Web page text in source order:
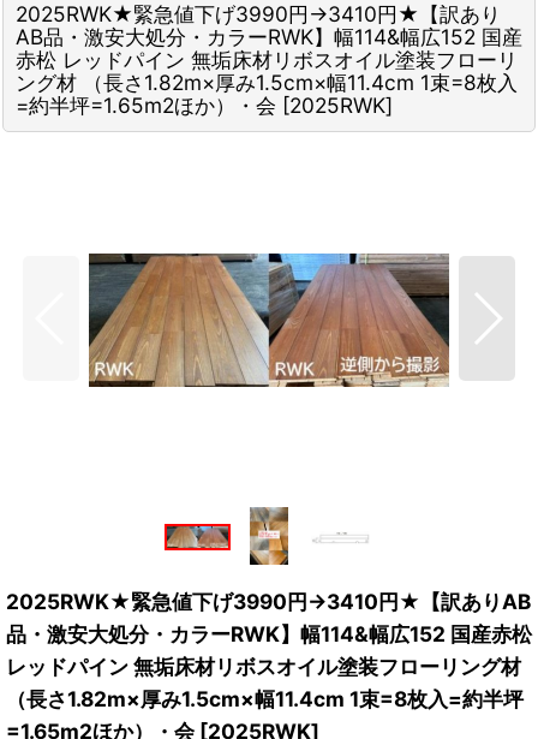
2025RWK★緊急値下げ3990円→3410円★【訳あり
AB品・激安大処分・カラーRWK】幅114&幅広152 国産
赤松 レッドパイン 無垢床材リボスオイル塗装フローリ
ング材 （長さ1.82m×厚み1.5cm×幅11.4cm 1束=8枚入
=約半坪=1.65m2ほか）・会 [2025RWK]
2025RWK★緊急値下げ3990円→3410円★【訳ありAB
品・激安大処分・カラーRWK】幅114&幅広152 国産赤松
レッドパイン 無垢床材リボスオイル塗装フローリング材
（長さ1.82m×厚み1.5cm×幅11.4cm 1束=8枚入=約半坪
=1.65m2ほか）・会 [2025RWK]